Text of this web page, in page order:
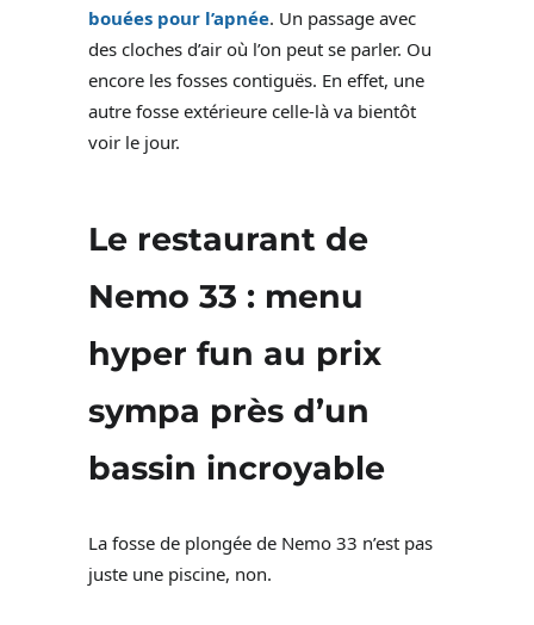
bouées pour l’apnée. Un passage avec
des cloches d’air où l’on peut se parler. Ou
encore les fosses contiguës. En effet, une
autre fosse extérieure celle-là va bientôt
voir le jour.
Le restaurant de
Nemo 33 : menu
hyper fun au prix
sympa près d’un
bassin incroyable
La fosse de plongée de Nemo 33 n’est pas
juste une piscine, non.